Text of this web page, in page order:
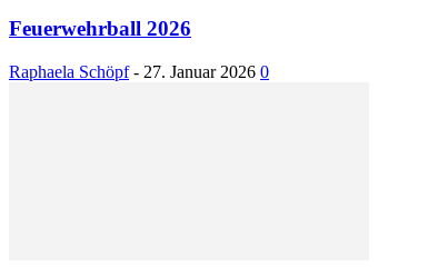
Feuerwehrball 2026
Raphaela Schöpf - 27. Januar 2026 0